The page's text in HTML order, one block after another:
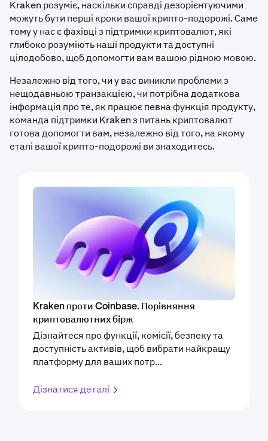
Kraken розуміє, наскільки справді дезорієнтуючими
можуть бути перші кроки вашої крипто-подорожі. Саме
тому у нас є фахівці з підтримки криптовалют, які
глибоко розуміють наші продукти та доступні
цілодобово, щоб допомогти вам вашою рідною мовою.
Незалежно від того, чи у вас виникли проблеми з
нещодавньою транзакцією, чи потрібна додаткова
інформація про те, як працює певна функція продукту,
команда підтримки Kraken з питань криптовалют
готова допомогти вам, незалежно від того, на якому
етапі вашої крипто-подорожі ви знаходитесь.
Kraken проти Coinbase. Порівняння
криптовалютних бірж
Дізнайтеся про функції, комісії, безпеку та
доступність активів, щоб вибрати найкращу
платформу для ваших потр...
Дізнатися деталі